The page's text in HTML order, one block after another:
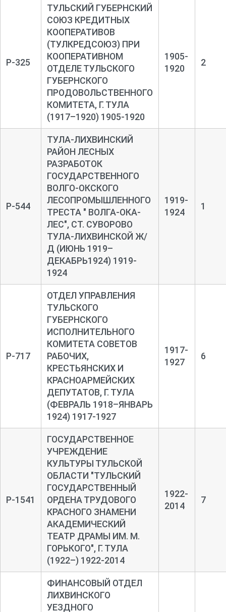
Р-325
ТУЛЬСКИЙ ГУБЕРНСКИЙ
СОЮЗ КРЕДИТНЫХ
КООПЕРАТИВОВ
(ТУЛКРЕДСОЮЗ) ПРИ
КООПЕРАТИВНОМ
ОТДЕЛЕ ТУЛЬСКОГО
ГУБЕРНСКОГО
ПРОДОВОЛЬСТВЕННОГО
КОМИТЕТА, Г. ТУЛА
(1917–1920) 1905-1920
1905-
1920
2
Р-544
ТУЛА-ЛИХВИНСКИЙ
РАЙОН ЛЕСНЫХ
РАЗРАБОТОК
ГОСУДАРСТВЕННОГО
ВОЛГО-ОКСКОГО
ЛЕСОПРОМЫШЛЕННОГО
ТРЕСТА " ВОЛГА-ОКА-
ЛЕС", СТ. СУВОРОВО
ТУЛА-ЛИХВИНСКОЙ Ж/
Д (ИЮНЬ 1919–
ДЕКАБРЬ1924) 1919-
1924
1919-
1924
1
Р-717
ОТДЕЛ УПРАВЛЕНИЯ
ТУЛЬСКОГО
ГУБЕРНСКОГО
ИСПОЛНИТЕЛЬНОГО
КОМИТЕТА СОВЕТОВ
РАБОЧИХ,
КРЕСТЬЯНСКИХ И
КРАСНОАРМЕЙСКИХ
ДЕПУТАТОВ, Г. ТУЛА
(ФЕВРАЛЬ 1918–ЯНВАРЬ
1924) 1917-1927
1917-
1927
6
Р-1541
ГОСУДАРСТВЕННОЕ
УЧРЕЖДЕНИЕ
КУЛЬТУРЫ ТУЛЬСКОЙ
ОБЛАСТИ "ТУЛЬСКИЙ
ГОСУДАРСТВЕННЫЙ
ОРДЕНА ТРУДОВОГО
КРАСНОГО ЗНАМЕНИ
АКАДЕМИЧЕСКИЙ
ТЕАТР ДРАМЫ ИМ. М.
ГОРЬКОГО", Г. ТУЛА
(1922–) 1922-2014
1922-
2014
7
ФИНАНСОВЫЙ ОТДЕЛ
ЛИХВИНСКОГО
УЕЗДНОГО